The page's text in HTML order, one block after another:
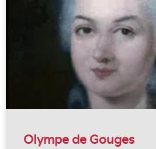
Olympe de Gouges